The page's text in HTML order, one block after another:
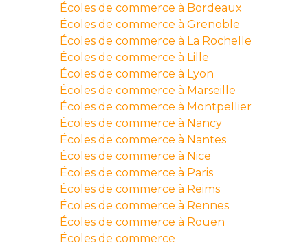
Écoles de commerce à Bordeaux
Écoles de commerce à Grenoble
Écoles de commerce à La Rochelle
Écoles de commerce à Lille
Écoles de commerce à Lyon
Écoles de commerce à Marseille
Écoles de commerce à Montpellier
Écoles de commerce à Nancy
Écoles de commerce à Nantes
Écoles de commerce à Nice
Écoles de commerce à Paris
Écoles de commerce à Reims
Écoles de commerce à Rennes
Écoles de commerce à Rouen
Écoles de commerce